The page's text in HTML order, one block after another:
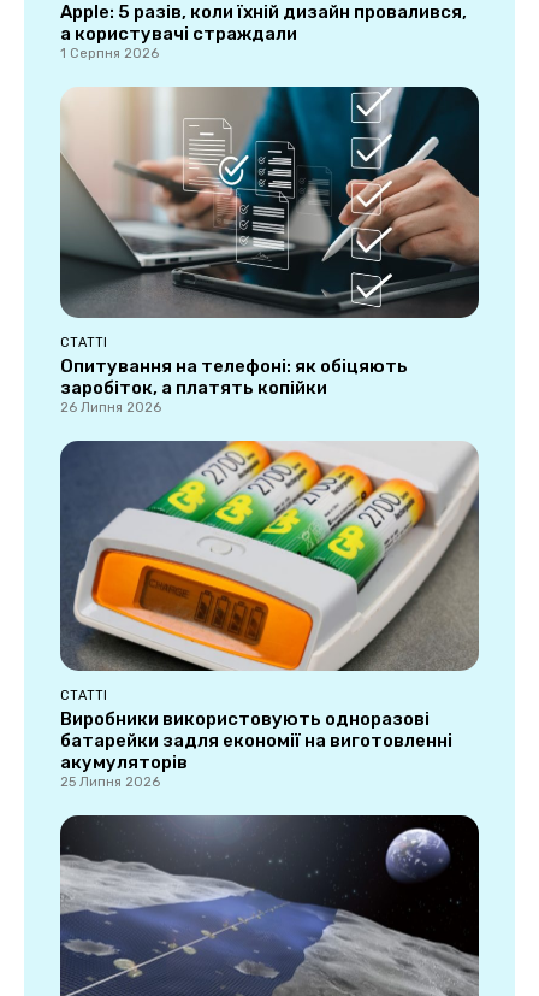
Apple: 5 разів, коли їхній дизайн провалився,
а користувачі страждали
1 Серпня 2026
СТАТТІ
Опитування на телефоні: як обіцяють
заробіток, а платять копійки
26 Липня 2026
СТАТТІ
Виробники використовують одноразові
батарейки задля економії на виготовленні
акумуляторів
25 Липня 2026